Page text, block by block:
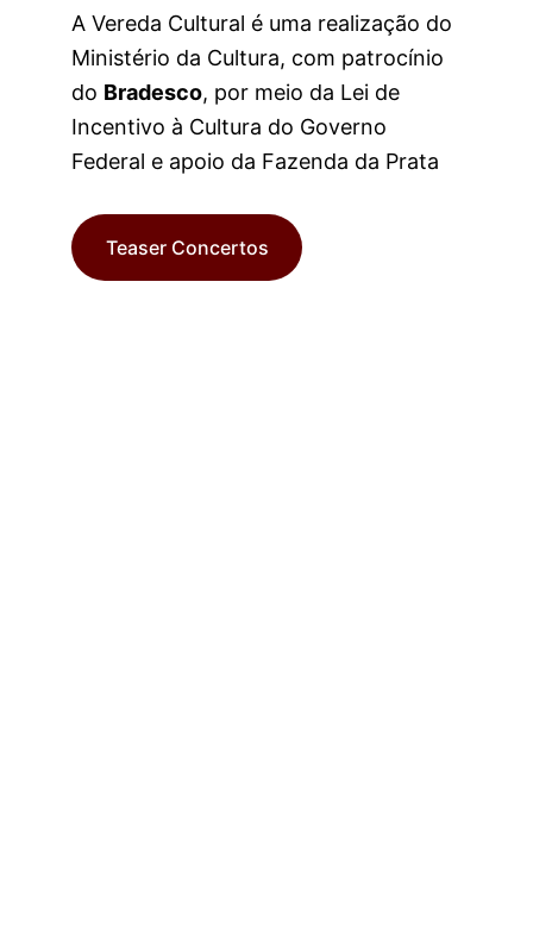
A Vereda Cultural é uma realização do
Ministério da Cultura, com patrocínio
do Bradesco, por meio da Lei de
Incentivo à Cultura do Governo
Federal e apoio da Fazenda da Prata
Teaser Concertos